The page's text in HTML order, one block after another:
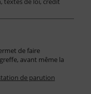
de faire
avant même la
de parution